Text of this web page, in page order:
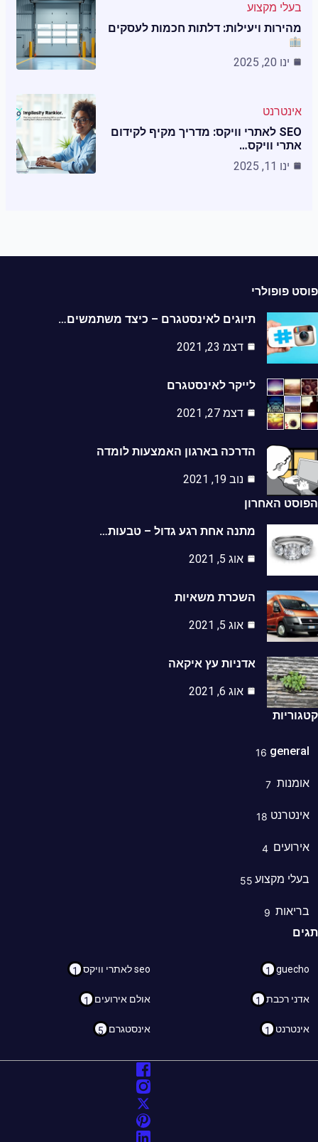
בעלי מקצוע
מהירות ויעילות: דלתות חכמות לעסקים
ינו 20, 2025
אינטרנט
SEO לאתרי וויקס: מדריך מקיף לקידום
אתרי וויקס…
ינו 11, 2025
פופולרי
תיוגים לאינסטגרם – כיצד משתמשים…
דצמ 23, 2021
לייקר לאינסטגרם
דצמ 27, 2021
הדרכה בארגון האמצעות לומדה
נוב 19, 2021
האחרון
מתנה אחת רגע גדול – טבעות…
אוג 5, 2021
השכרת משאיות
אוג 5, 2021
אדניות עץ איקאה
אוג 6, 2021
16
7
18
4
מקצוע55
9
1 seo לאתרי וויקס 1
רכבת 1 אולם אירועים 1
1 אינסטגרם 5